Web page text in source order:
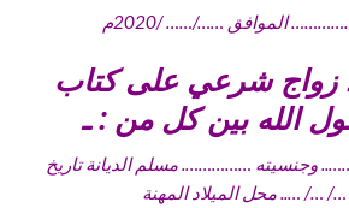
الموافق ……/…… /2020م
زواج شرعي على كتاب
الله بين كل من : ـ
وجنسيته ……………. مسلم الديانة تاريخ
…/ …/ ….. محل الميلاد المهنة